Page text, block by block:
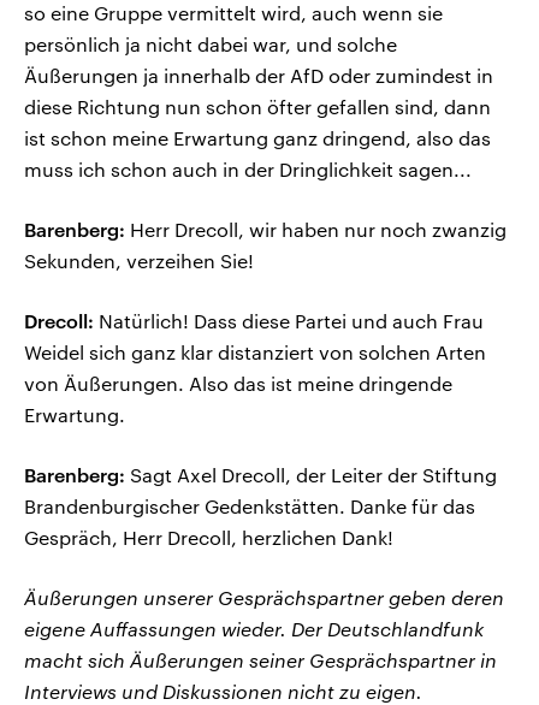
so eine Gruppe vermittelt wird, auch wenn sie
persönlich ja nicht dabei war, und solche
Äußerungen ja innerhalb der AfD oder zumindest in
diese Richtung nun schon öfter gefallen sind, dann
ist schon meine Erwartung ganz dringend, also das
muss ich schon auch in der Dringlichkeit sagen...
Barenberg: Herr Drecoll, wir haben nur noch zwanzig
Sekunden, verzeihen Sie!
Drecoll: Natürlich! Dass diese Partei und auch Frau
Weidel sich ganz klar distanziert von solchen Arten
von Äußerungen. Also das ist meine dringende
Erwartung.
Barenberg: Sagt Axel Drecoll, der Leiter der Stiftung
Brandenburgischer Gedenkstätten. Danke für das
Gespräch, Herr Drecoll, herzlichen Dank!
Äußerungen unserer Gesprächspartner geben deren
eigene Auffassungen wieder. Der Deutschlandfunk
macht sich Äußerungen seiner Gesprächspartner in
Interviews und Diskussionen nicht zu eigen.